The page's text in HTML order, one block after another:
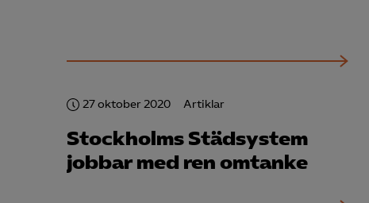
27 oktober 2020 Artiklar
Stockholms Städsystem
jobbar med ren omtanke